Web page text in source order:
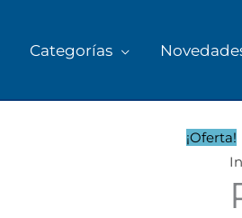
Categorías
¡Oferta!